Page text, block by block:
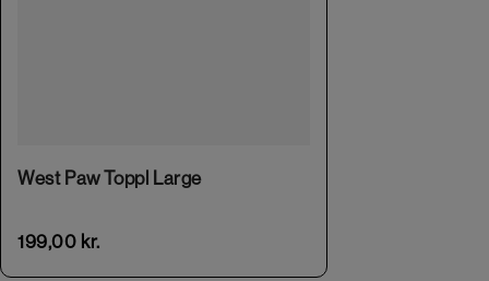
West Paw Toppl Large
199,00 kr.